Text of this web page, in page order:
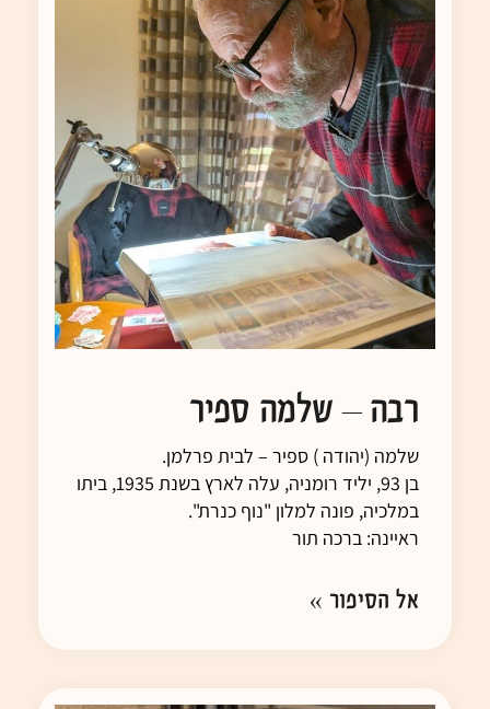
רבה – שלמה ספיר
שלמה (יהודה ) ספיר – לבית פרלמן.
בן 93, יליד רומניה, עלה לארץ בשנת 1935, ביתו
במלכיה, פונה למלון "נוף כנרת".
ראיינה: ברכה תור
אל הסיפור »